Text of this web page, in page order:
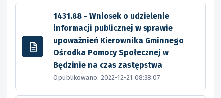
1431.88 - Wniosek o udzielenie
informacji publicznej w sprawie
upoważnień Kierownika Gminnego
Ośrodka Pomocy Społecznej w
Będzinie na czas zastępstwa
Opublikowano: 2022-12-21 08:38:07